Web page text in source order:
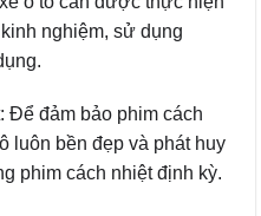
nghiệm, sử dụng
Để đảm bảo phim cách
luôn bền đẹp và phát huy
phim cách nhiệt định kỳ.